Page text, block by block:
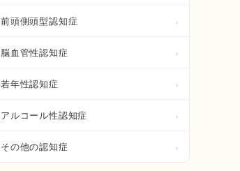
前頭側頭型認知症
脳血管性認知症
若年性認知症
アルコール性認知症
その他の認知症